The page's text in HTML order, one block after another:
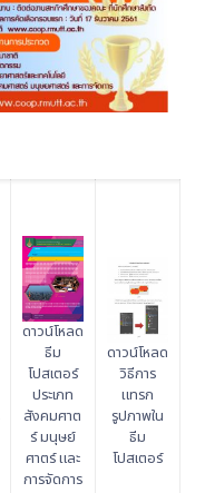
ดาวน์โหลด
ธีม
โปสเตอร์
ประเภท
สังคมศาต
ร์ มนุษย์
ศาตร์ และ
การจัดการ
ดาวน์โหลด
วิธีการ
แทรก
รูปภาพใน
ธีม
โปสเตอร์